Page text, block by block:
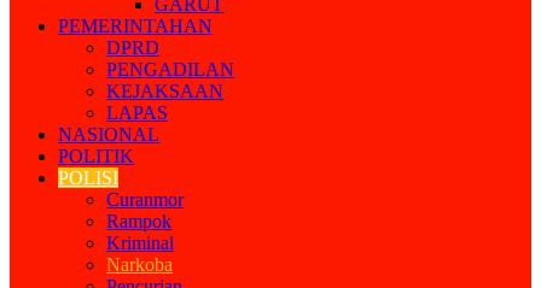
GARUT
PEMERINTAHAN
DPRD
PENGADILAN
KEJAKSAAN
LAPAS
NASIONAL
POLITIK
POLISI
Curanmor
Rampok
Kriminal
Narkoba